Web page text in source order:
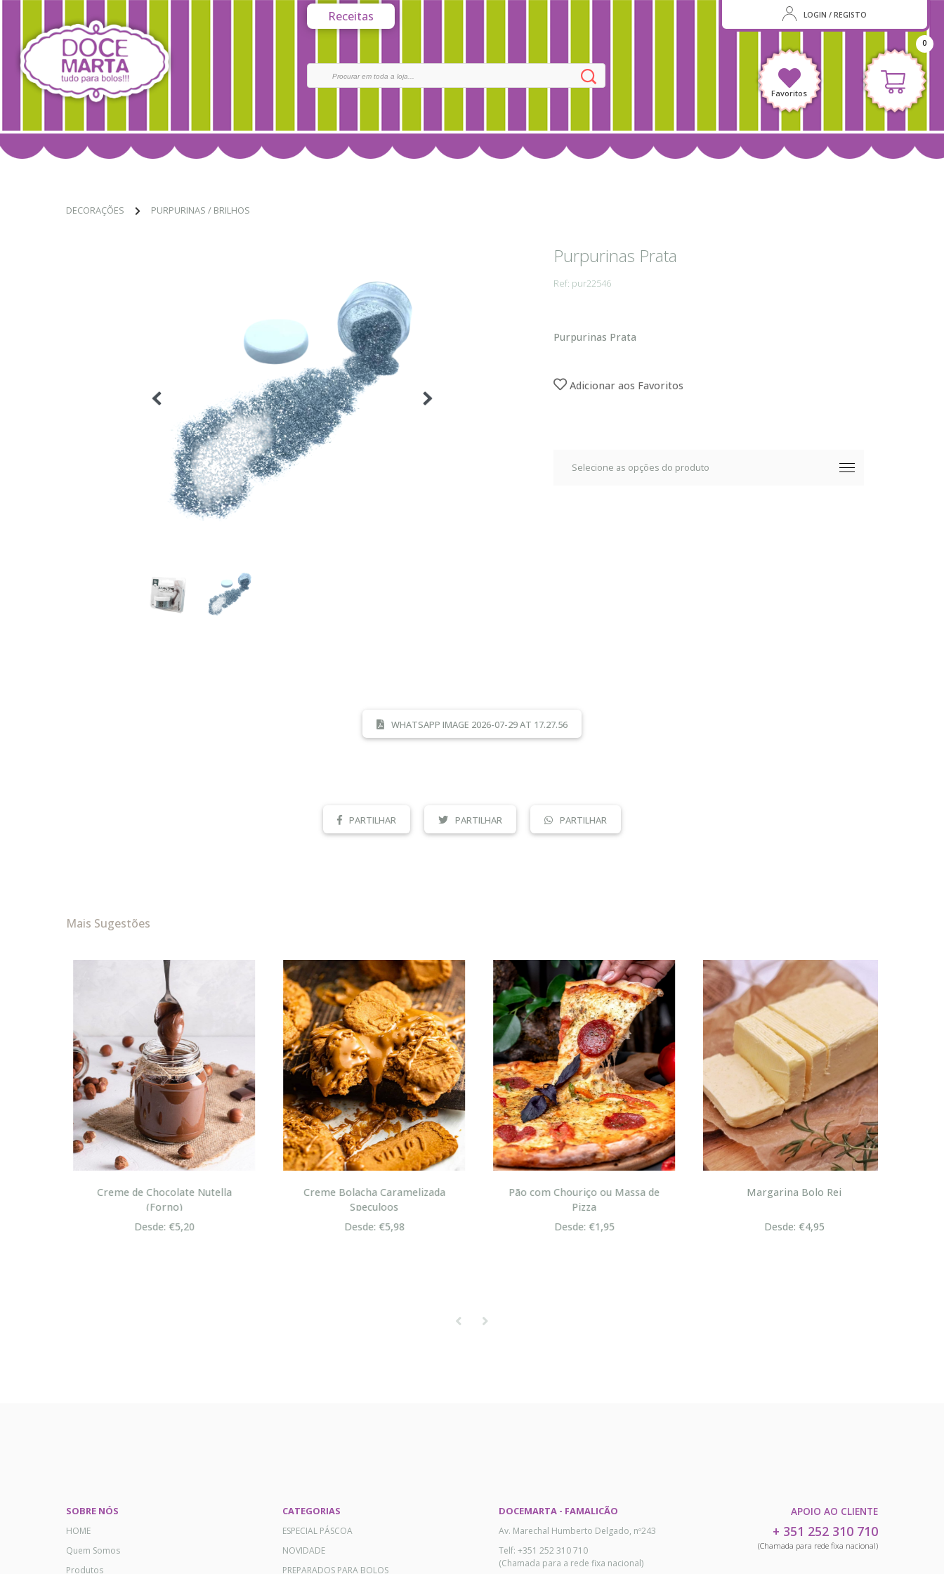
Receitas LOGIN / REGISTO
Favoritos
0
DECORAÇÕES PURPURINAS / BRILHOS
Purpurinas Prata
Ref: pur22546
Purpurinas Prata
Adicionar aos Favoritos
WHATSAPP IMAGE 2026-07-29 AT 17.27.56
PARTILHAR PARTILHAR PARTILHAR
Mais Sugestões
Creme de Chocolate Nutella
(Forno)
Desde: €5,20
Creme Bolacha Caramelizada
Speculoos
Desde: €5,98
Pão com Chouriço ou Massa de
Pizza
Desde: €1,95
Margarina Bolo Rei
Desde: €4,95
SOBRE NÓS
HOME
Quem Somos
Produtos
CATEGORIAS
ESPECIAL PÁSCOA
NOVIDADE
PREPARADOS PARA BOLOS
DOCEMARTA - FAMALICÃO
Av. Marechal Humberto Delgado, nº243
Telf: +351 252 310 710
(Chamada para a rede fixa nacional)
APOIO AO CLIENTE
+ 351 252 310 710
(Chamada para rede fixa nacional)